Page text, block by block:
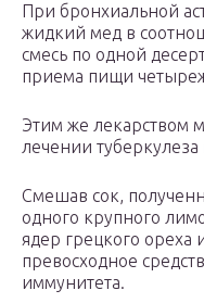
При бронхиальной
жидкий мед в
смесь по одной
приема пищи
Этим же лекарством
лечении
Смешав сок,
одного крупного
ядер грецкого ореха
превосходное
иммунитета.